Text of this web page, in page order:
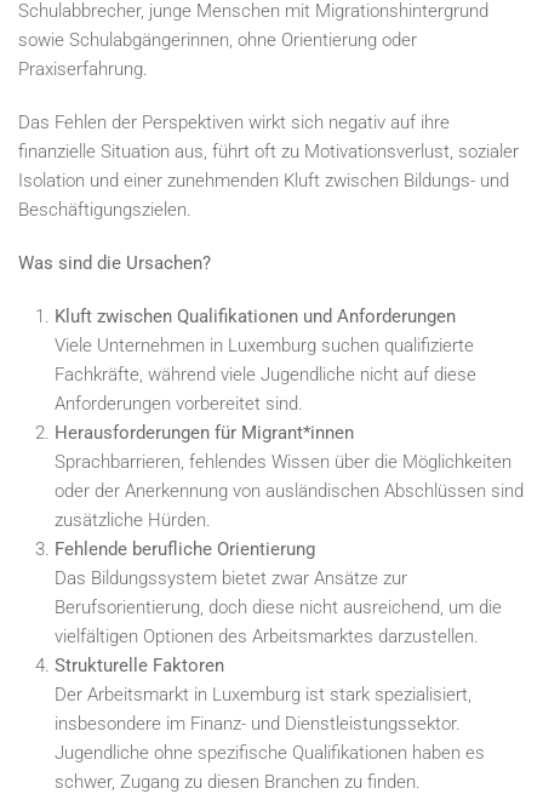
Schulabbrecher, junge Menschen mit Migrationshintergrund
sowie Schulabgängerinnen, ohne Orientierung oder
Praxiserfahrung.
Das Fehlen der Perspektiven wirkt sich negativ auf ihre
finanzielle Situation aus, führt oft zu Motivationsverlust, sozialer
Isolation und einer zunehmenden Kluft zwischen Bildungs- und
Beschäftigungszielen.
Was sind die Ursachen?
Kluft zwischen Qualifikationen und Anforderungen
Viele Unternehmen in Luxemburg suchen qualifizierte
Fachkräfte, während viele Jugendliche nicht auf diese
Anforderungen vorbereitet sind.
Herausforderungen für Migrant*innen
Sprachbarrieren, fehlendes Wissen über die Möglichkeiten
oder der Anerkennung von ausländischen Abschlüssen sind
zusätzliche Hürden.
Fehlende berufliche Orientierung
Das Bildungssystem bietet zwar Ansätze zur
Berufsorientierung, doch diese nicht ausreichend, um die
vielfältigen Optionen des Arbeitsmarktes darzustellen.
Strukturelle Faktoren
Der Arbeitsmarkt in Luxemburg ist stark spezialisiert,
insbesondere im Finanz- und Dienstleistungssektor.
Jugendliche ohne spezifische Qualifikationen haben es
schwer, Zugang zu diesen Branchen zu finden.